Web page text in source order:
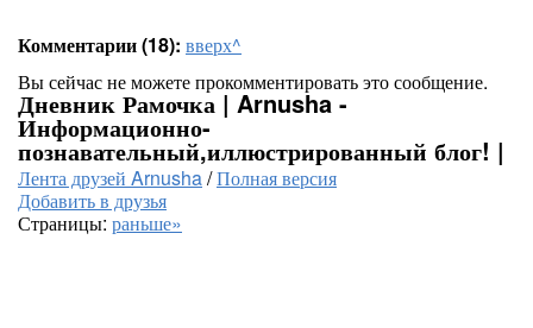
Комментарии (18): вверх^
Вы сейчас не можете прокомментировать это сообщение.
Дневник Рамочка | Arnusha -
Информационно-
познавательный,иллюстрированный блог! |
Лента друзей Arnusha/Полная версия
Добавить в друзья
Страницы: раньше»